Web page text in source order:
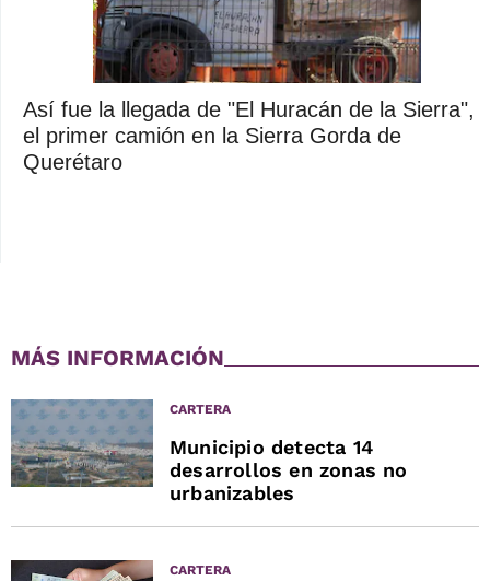
Así fue la llegada de "El Huracán de la Sierra",
el primer camión en la Sierra Gorda de
Querétaro
MÁS INFORMACIÓN
CARTERA
Municipio detecta 14
desarrollos en zonas no
urbanizables
CARTERA